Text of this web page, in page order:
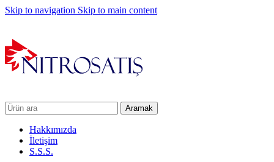
Skip to navigation Skip to main content
Aramak
Hakkımızda
İletişim
S.S.S.